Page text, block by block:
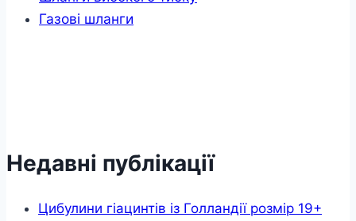
Газові шланги
Недавні публікації
Цибулини гіацинтів із Голландії розмір 19+